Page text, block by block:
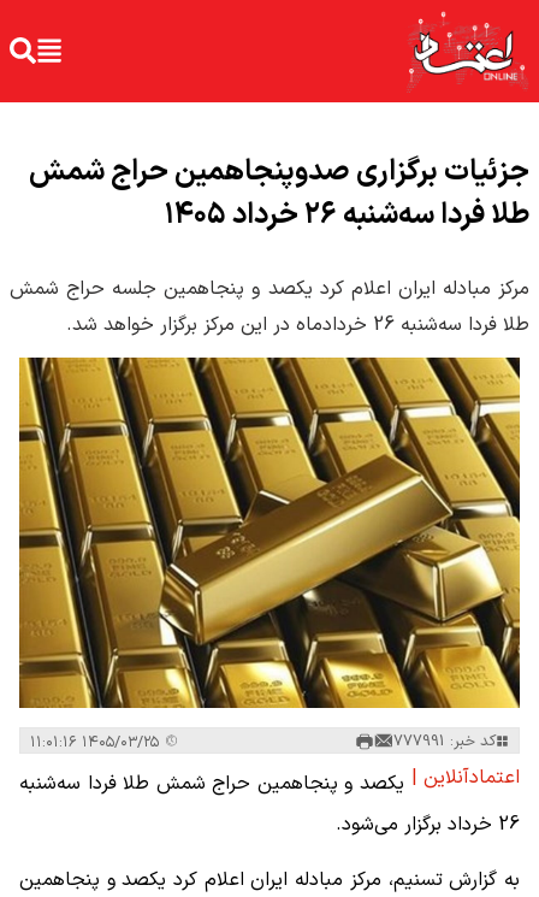
جزئیات برگزاری صدوپنجاهمین حراج شمش
طلا فردا سه‌شنبه ۲۶ خرداد ۱۴۰۵
مرکز مبادله ایران اعلام کرد یکصد و پنجاهمین جلسه حراج شمش
طلا فردا سه‌شنبه 26 خردادماه در این مرکز برگزار خواهد شد.
کد خبر: 777991
اعتمادآنلاین | یکصد و پنجاهمین حراج شمش طلا فردا سه‌شنبه
26 خرداد برگزار می‌شود.
به گزارش تسنیم، مرکز مبادله ایران اعلام کرد یکصد و پنجاهمین